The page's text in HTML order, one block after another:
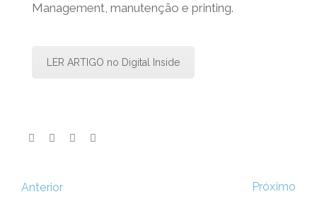
Management, manutenção e printing.
LER ARTIGO no Digital Inside
Anterior Próximo